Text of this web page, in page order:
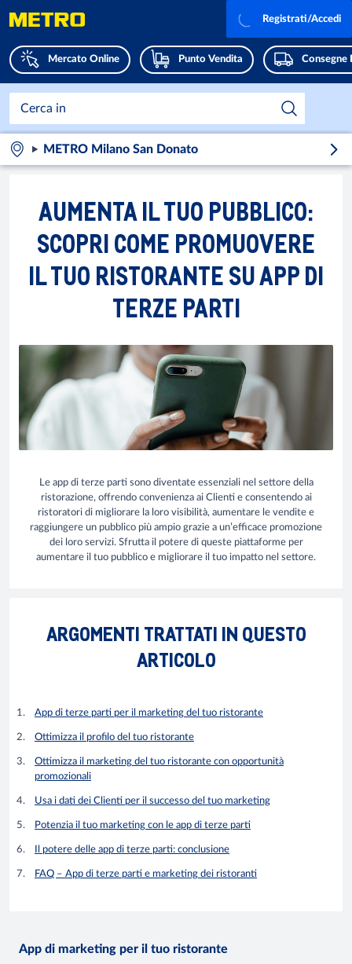
Mercato Online Punto Vendita Consegne
Registrati/Accedi
METRO Milano San Donato
AUMENTA IL TUO PUBBLICO:
SCOPRI COME PROMUOVERE
IL TUO RISTORANTE SU APP DI
TERZE PARTI
Le app di terze parti sono diventate essenziali nel settore della
ristorazione, offrendo convenienza ai Clienti e consentendo ai
ristoratori di migliorare la loro visibilità, aumentare le vendite e
raggiungere un pubblico più ampio grazie a un’efficace promozione
dei loro servizi. Sfrutta il potere di queste piattaforme per
aumentare il tuo pubblico e migliorare il tuo impatto nel settore.
ARGOMENTI TRATTATI IN QUESTO
ARTICOLO
App di terze parti per il marketing del tuo ristorante
Ottimizza il profilo del tuo ristorante
Ottimizza il marketing del tuo ristorante con opportunità
promozionali
Usa i dati dei Clienti per il successo del tuo marketing
Potenzia il tuo marketing con le app di terze parti
Il potere delle app di terze parti: conclusione
FAQ – App di terze parti e marketing dei ristoranti
App di marketing per il tuo ristorante